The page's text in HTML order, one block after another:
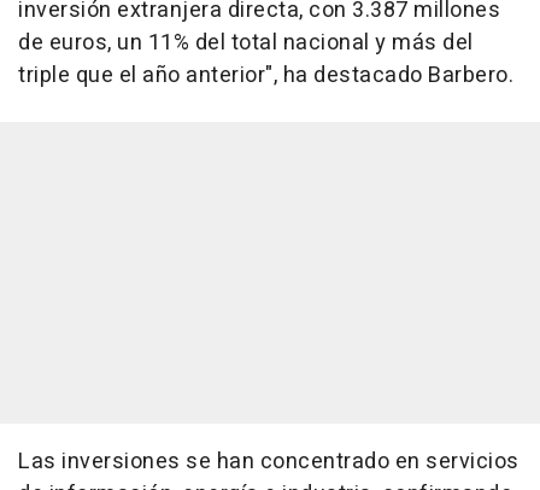
inversión extranjera directa, con 3.387 millones
de euros, un 11% del total nacional y más del
triple que el año anterior", ha destacado Barbero.
Las inversiones se han concentrado en servicios